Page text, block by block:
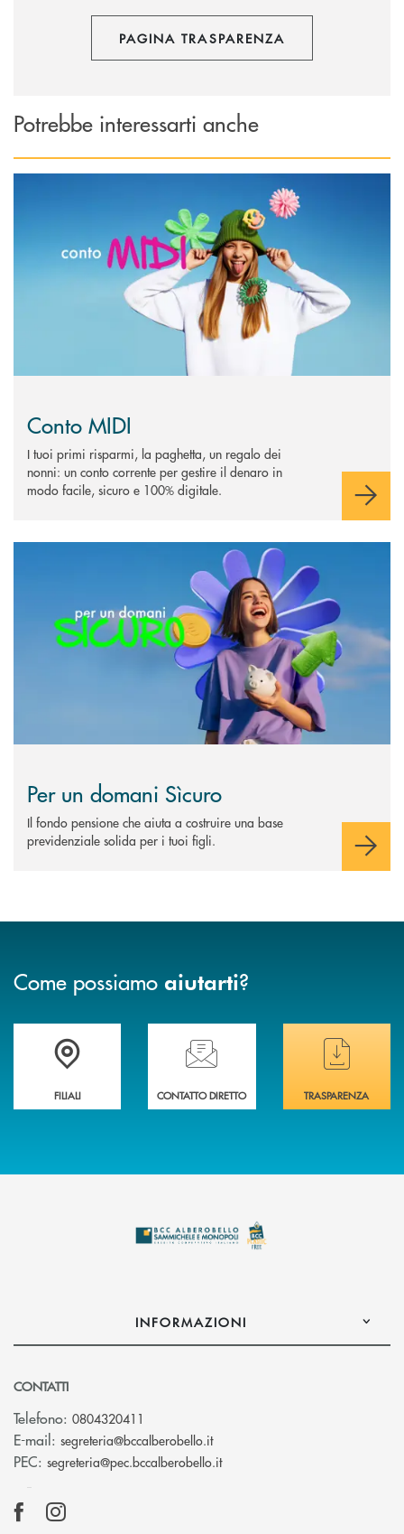
PAGINA TRASPARENZA
Potrebbe interessarti anche
Conto MIDI
I tuoi primi risparmi, la paghetta, un regalo dei
nonni: un conto corrente per gestire il denaro in
modo facile, sicuro e 100% digitale.
Per un domani Sìcuro
Il fondo pensione che aiuta a costruire una base
previdenziale solida per i tuoi figli.
Come possiamo aiutarti?
Trova la filiale più vicina a te
FILIALI
Hai bisogno di assistenza immediata ?
CONTATTO DIRETTO
Hai bisogno di
TRASPARENZA
INFORMAZIONI
CONTATTI
Telefono: 0804320411
E-mail: segreteria@bccalberobello.it(si apre l’app di posta
PEC: segreteria@pec.bccalberobello.it(si apre l’app di posta